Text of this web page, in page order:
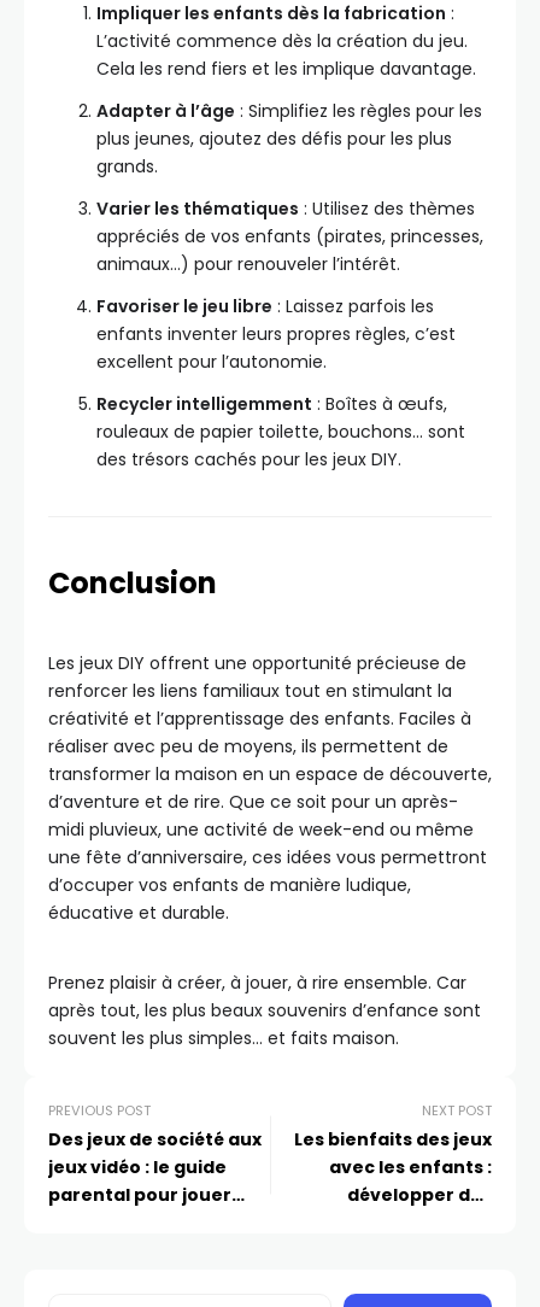
Impliquer les enfants dès la fabrication :
L’activité commence dès la création du jeu.
Cela les rend fiers et les implique davantage.
Adapter à l’âge : Simplifiez les règles pour les
plus jeunes, ajoutez des défis pour les plus
grands.
Varier les thématiques : Utilisez des thèmes
appréciés de vos enfants (pirates, princesses,
animaux…) pour renouveler l’intérêt.
Favoriser le jeu libre : Laissez parfois les
enfants inventer leurs propres règles, c’est
excellent pour l’autonomie.
Recycler intelligemment : Boîtes à œufs,
rouleaux de papier toilette, bouchons… sont
des trésors cachés pour les jeux DIY.
Conclusion
Les jeux DIY offrent une opportunité précieuse de
renforcer les liens familiaux tout en stimulant la
créativité et l’apprentissage des enfants. Faciles à
réaliser avec peu de moyens, ils permettent de
transformer la maison en un espace de découverte,
d’aventure et de rire. Que ce soit pour un après-
midi pluvieux, une activité de week-end ou même
une fête d’anniversaire, ces idées vous permettront
d’occuper vos enfants de manière ludique,
éducative et durable.
Prenez plaisir à créer, à jouer, à rire ensemble. Car
après tout, les plus beaux souvenirs d’enfance sont
souvent les plus simples… et faits maison.
PREVIOUS POST
Des jeux de société aux
jeux vidéo : le guide
parental pour jouer
NEXT POST
Les bienfaits des jeux
avec les enfants :
développer des